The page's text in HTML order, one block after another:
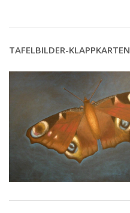
TAFELBILDER-KLAPPKARTEN